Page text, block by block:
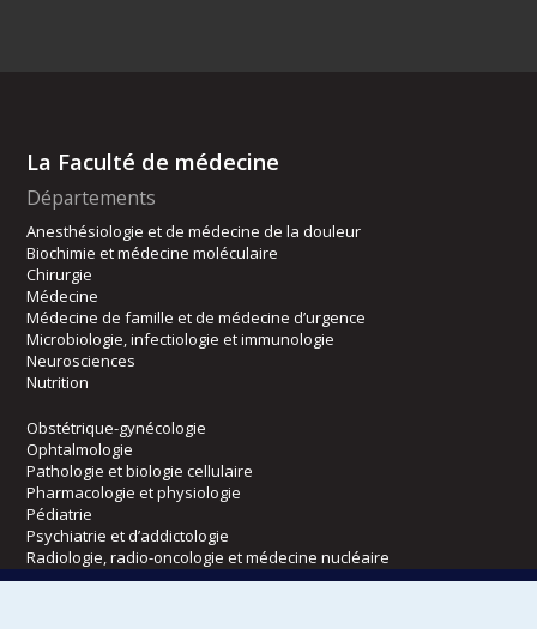
La Faculté de médecine
Départements
Anesthésiologie et de médecine de la douleur
Biochimie et médecine moléculaire
Chirurgie
Médecine
Médecine de famille et de médecine d’urgence
Microbiologie, infectiologie et immunologie
Neurosciences
Nutrition
Obstétrique-gynécologie
Ophtalmologie
Pathologie et biologie cellulaire
Pharmacologie et physiologie
Pédiatrie
Psychiatrie et d’addictologie
Radiologie, radio-oncologie et médecine nucléaire